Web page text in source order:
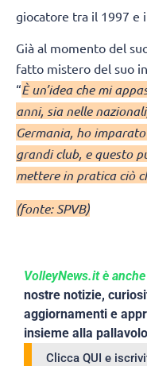
giocatore tra il 1997 e
Già al momento del
fatto mistero del suo
“È un’idea che mi
anni, sia nelle
Germania, ho
grandi club, e questo
mettere in pratica ciò
(fonte: SPVB)
VolleyNews.it è
nostre notizie,
aggiornamenti e
insieme alla
Clicca QUI e